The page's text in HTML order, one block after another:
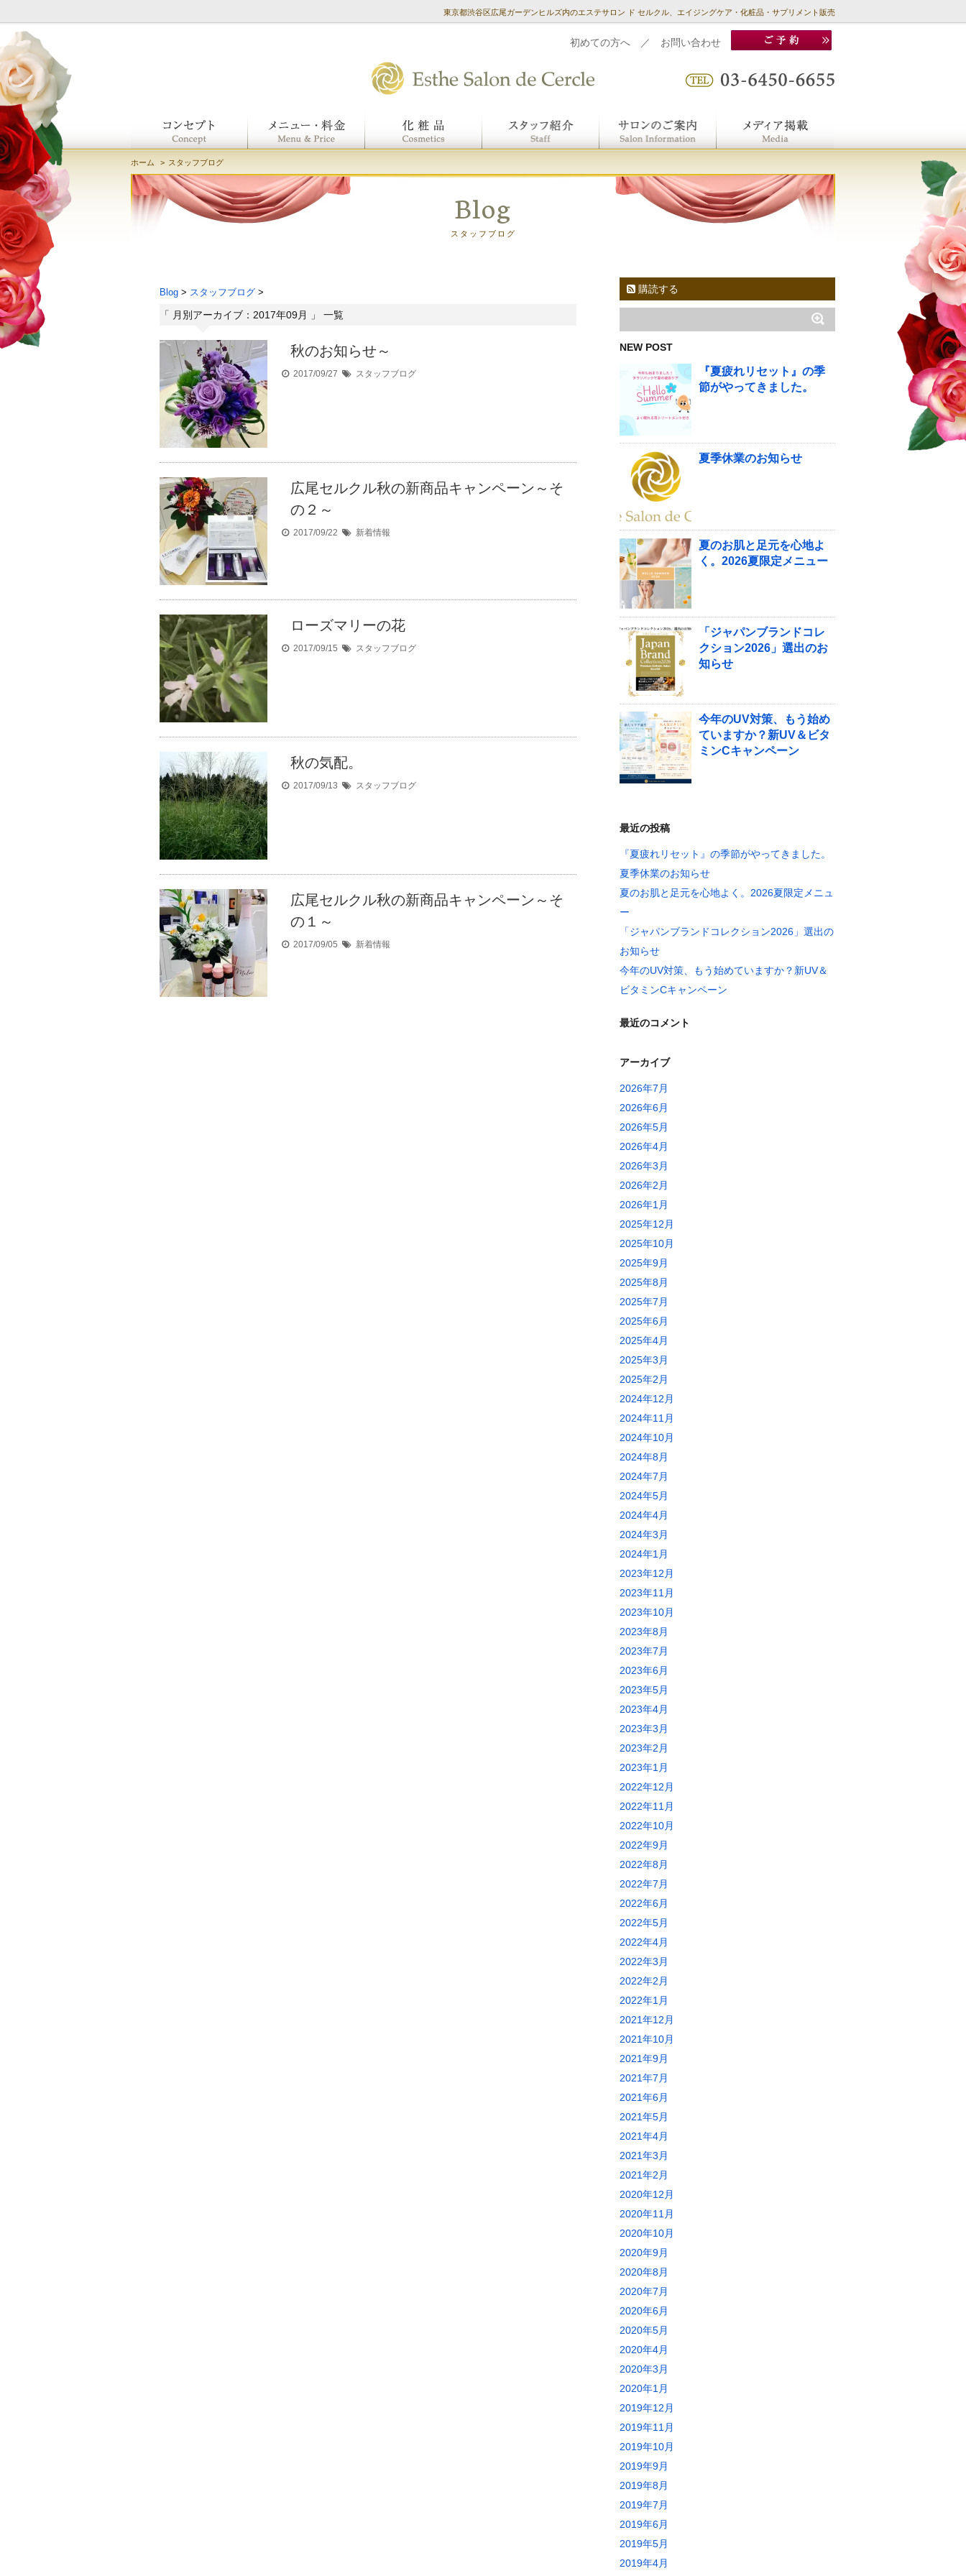
東京都渋谷区広尾ガーデンヒルズ内のエステサロン ド セルクル、エイジングケア・化粧品・サプリメント販売
初めての方へ ／ お問い合わせ
ホーム スタッフブログ
Blog
スタッフブログ
Blog > スタッフブログ >
「 月別アーカイブ：2017年09月 」 一覧
秋のお知らせ～
2017/09/27 スタッフブログ
広尾セルクル秋の新商品キャンペーン～そ
の２～
2017/09/22 新着情報
ローズマリーの花
2017/09/15 スタッフブログ
秋の気配。
2017/09/13 スタッフブログ
広尾セルクル秋の新商品キャンペーン～そ
の１～
2017/09/05 新着情報
購読する
NEW POST
『夏疲れリセット』の季
節がやってきました。
夏季休業のお知らせ
夏のお肌と足元を心地よ
く。2026夏限定メニュー
「ジャパンブランドコレ
クション2026」選出のお
知らせ
今年のUV対策、もう始め
ていますか？新UV＆ビタ
ミンCキャンペーン
最近の投稿
『夏疲れリセット』の季節がやってきました。
夏季休業のお知らせ
夏のお肌と足元を心地よく。2026夏限定メニュ
ー
「ジャパンブランドコレクション2026」選出の
お知らせ
今年のUV対策、もう始めていますか？新UV＆
ビタミンCキャンペーン
最近のコメント
アーカイブ
2026年7月
2026年6月
2026年5月
2026年4月
2026年3月
2026年2月
2026年1月
2025年12月
2025年10月
2025年9月
2025年8月
2025年7月
2025年6月
2025年4月
2025年3月
2025年2月
2024年12月
2024年11月
2024年10月
2024年8月
2024年7月
2024年5月
2024年4月
2024年3月
2024年1月
2023年12月
2023年11月
2023年10月
2023年8月
2023年7月
2023年6月
2023年5月
2023年4月
2023年3月
2023年2月
2023年1月
2022年12月
2022年11月
2022年10月
2022年9月
2022年8月
2022年7月
2022年6月
2022年5月
2022年4月
2022年3月
2022年2月
2022年1月
2021年12月
2021年10月
2021年9月
2021年7月
2021年6月
2021年5月
2021年4月
2021年3月
2021年2月
2020年12月
2020年11月
2020年10月
2020年9月
2020年8月
2020年7月
2020年6月
2020年5月
2020年4月
2020年3月
2020年1月
2019年12月
2019年11月
2019年10月
2019年9月
2019年8月
2019年7月
2019年6月
2019年5月
2019年4月